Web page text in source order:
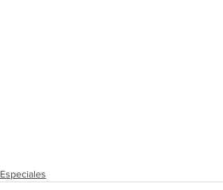
Especiales